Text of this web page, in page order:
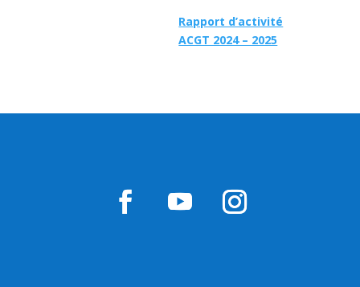
Rapport d’activité
ACGT 2024 – 2025